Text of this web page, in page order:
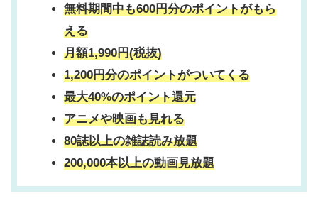
無料期間中も600円分のポイントがもら
える
月額1,990円(税抜)
1,200円分のポイントがついてくる
最大40%のポイント還元
アニメや映画も見れる
80誌以上の雑誌読み放題
200,000本以上の動画見放題